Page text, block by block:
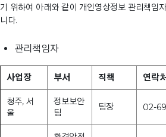
기 위하여 아래와 같이 개인영상정보 관리책임
니다.
관리책임자
사업장 부서 직책 연락처
청주, 서
울
정보보안
팀
팀장 02-